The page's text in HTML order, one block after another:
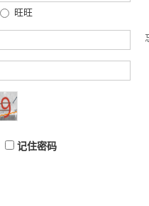
旺旺
记住密码